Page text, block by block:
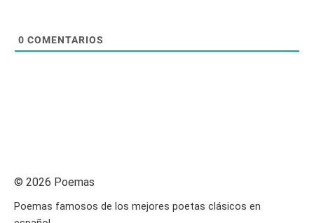
0 COMENTARIOS
© 2026 Poemas
Poemas famosos de los mejores poetas clásicos en